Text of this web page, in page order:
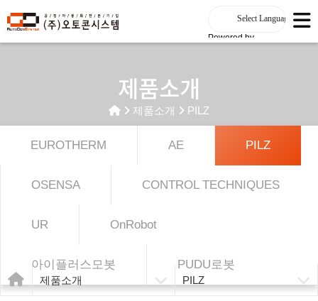
Powered by
제품소개
제품소개 PILZ
EUROTHERM AE PILZ
OSENSA CONTROL TECHNIQUES
UR OnRobot
아이플러스모봇 PUDU로봇
제품소개 PILZ